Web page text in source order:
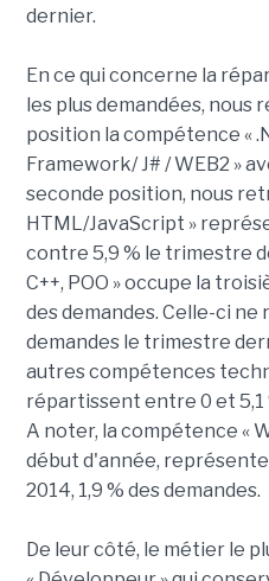
dernier.
En ce qui concerne la
les plus demandées,
position la compétence «
Framework/ J# / WEB2 »
seconde position, nous
HTML/JavaScript »
contre 5,9 % le trimestre
C++, POO » occupe la
des demandes. Celle-ci
demandes le trimestre
autres compétences
répartissent entre 0 et 5,1
A noter, la compétence «
début d'année,
2014, 1,9 % des demandes.
De leur côté, le métier le